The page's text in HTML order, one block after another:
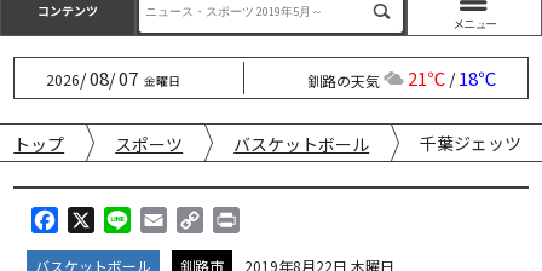
コンテンツ
2026/08/07 金曜日 釧路の天気 21℃/18℃
トップ スポーツ バスケットボール 千葉ジェッツ
a
i
m
o
バスケットボール 釧路市 2019年8月22日 木曜日